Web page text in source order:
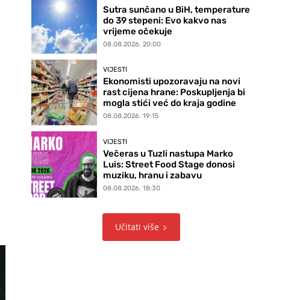
Sutra sunčano u BiH, temperature
do 39 stepeni: Evo kakvo nas
vrijeme očekuje
08.08.2026. 20:00
VIJESTI
Ekonomisti upozoravaju na novi
rast cijena hrane: Poskupljenja bi
mogla stići već do kraja godine
08.08.2026. 19:15
VIJESTI
Večeras u Tuzli nastupa Marko
Luis: Street Food Stage donosi
muziku, hranu i zabavu
08.08.2026. 18:30
Učitati više